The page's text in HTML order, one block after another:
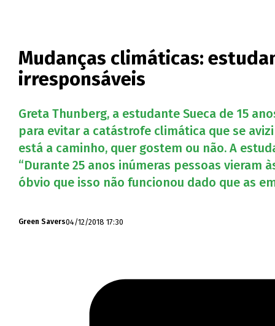
Mudanças climáticas:
irresponsáveis
Greta Thunberg, a estudante Sueca de 15
para evitar a catástrofe climática que se
está a caminho, quer gostem ou não. A
“Durante 25 anos inúmeras pessoas vieram
óbvio que isso não funcionou dado que as
Green Savers04/12/2018 17:30